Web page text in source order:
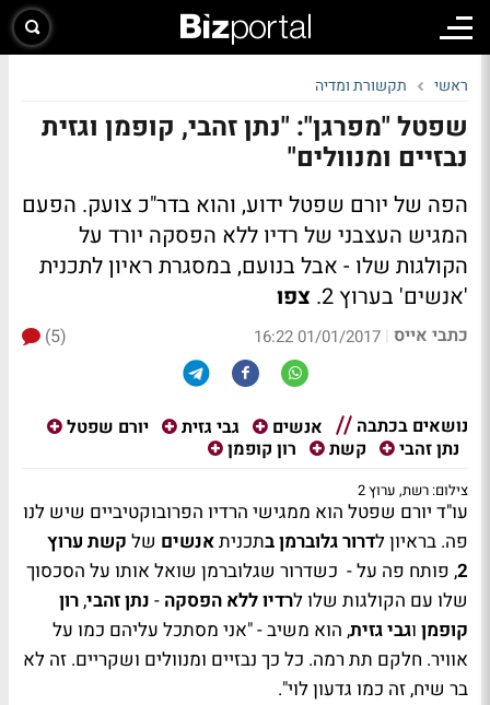
ראשי תקשורת ומדיה
שפטל "מפרגן": "נתן זהבי, קופמן וגזית
נבזיים ומנוולים"
הפה של יורם שפטל ידוע, והוא בדר"כ צועק. הפעם
המגיש העצבני של רדיו ללא הפסקה יורד על
הקולגות שלו - אבל בנועם, במסגרת ראיון לתכנית
'אנשים' בערוץ 2.
צפו
כתבי אייס |
01/01/2017 16:22
(5)
נושאים בכתבה אנשים גבי גזית
יורם שפטל
נתן זהבי
קשת רון קופמן
צילום: רשת, ערוץ 2
עו"ד יורם שפטל הוא ממגישי הרדיו הפרובוקטיביים שיש לנו
פה. בראיון לדרור גלוברמן בתכניתאנשים של קשת ערוץ
2, פותח פה על - כשדרור שגלוברמן שואל אותו על הסכסוך
שלו עם הקולגות שלו לרדיו ללא הפסקה - נתן זהבי,רון
קופמן וגבי גזית, הוא משיב - "אני מסתכל עליהם כמו על
אוויר. חלקם תת רמה. כל כך נבזיים ומנוולים ושקריים. זה לא
בר שיח, זה כמו גדעון לוי".